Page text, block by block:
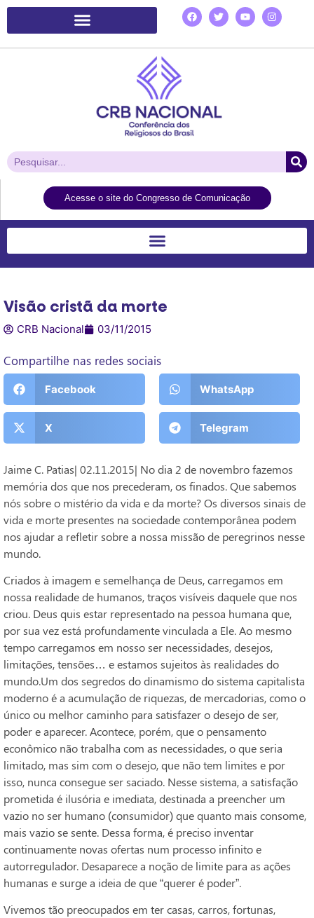
Acesse o site do Congresso de Comunicação
Visão cristã da morte
CRB Nacional 03/11/2015
Compartilhe nas redes sociais
Facebook WhatsApp
X Telegram
Jaime C. Patias| 02.11.2015| No dia 2 de novembro fazemos
memória dos que nos precederam, os finados. Que sabemos
nós sobre o mistério da vida e da morte? Os diversos sinais de
vida e morte presentes na sociedade contemporânea podem
nos ajudar a refletir sobre a nossa missão de peregrinos nesse
mundo.
Criados à imagem e semelhança de Deus, carregamos em
nossa realidade de humanos, traços visíveis daquele que nos
criou. Deus quis estar representado na pessoa humana que,
por sua vez está profundamente vinculada a Ele. Ao mesmo
tempo carregamos em nosso ser necessidades, desejos,
limitações, tensões… e estamos sujeitos às realidades do
mundo.Um dos segredos do dinamismo do sistema capitalista
moderno é a acumulação de riquezas, de mercadorias, como o
único ou melhor caminho para satisfazer o desejo de ser,
poder e aparecer. Acontece, porém, que o pensamento
econômico não trabalha com as necessidades, o que seria
limitado, mas sim com o desejo, que não tem limites e por
isso, nunca consegue ser saciado. Nesse sistema, a satisfação
prometida é ilusória e imediata, destinada a preencher um
vazio no ser humano (consumidor) que quanto mais consome,
mais vazio se sente. Dessa forma, é preciso inventar
continuamente novas ofertas num processo infinito e
autorregulador. Desaparece a noção de limite para as ações
humanas e surge a ideia de que “querer é poder”.
Vivemos tão preocupados em ter casas, carros, fortunas,